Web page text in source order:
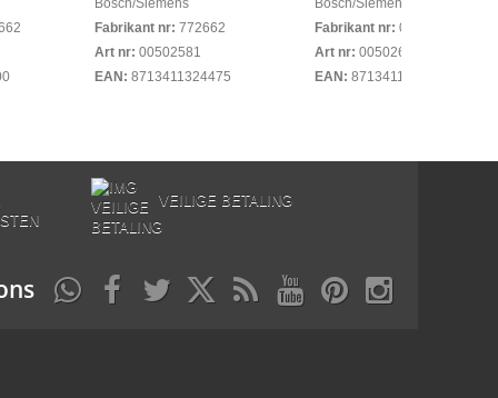
Fabrikant nr: 772662
Art nr: 00502581
EAN: 8713411324475
Fabrikant nr: 00684526
Art nr: 00502620
EAN: 8713411201288
VEILIGE BETALING